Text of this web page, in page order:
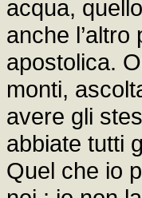
acqua,
anche
apostolica.
monti,
avere gli
abbiate tutti
Quel che io